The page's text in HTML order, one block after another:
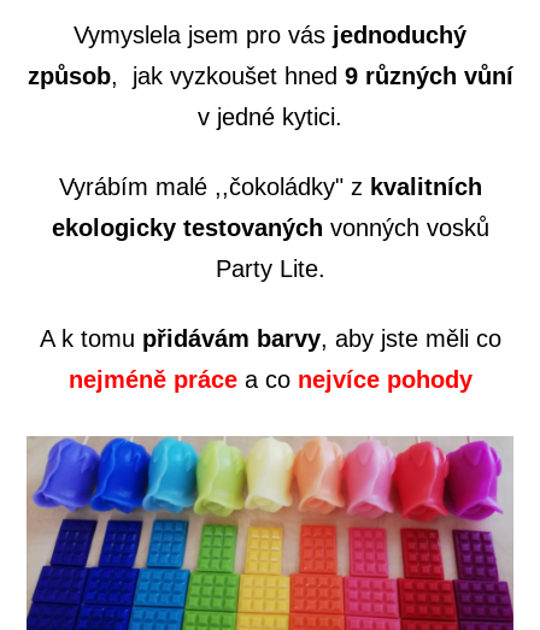
Vymyslela jsem pro vás jednoduchý
způsob, jak vyzkoušet hned 9 různých vůní
v jedné kytici.
Vyrábím malé ,,čokoládky" z kvalitních
ekologicky testovaných vonných vosků
Party Lite.
A k tomu přidávám barvy, aby jste měli co
nejméně práce a co nejvíce pohody